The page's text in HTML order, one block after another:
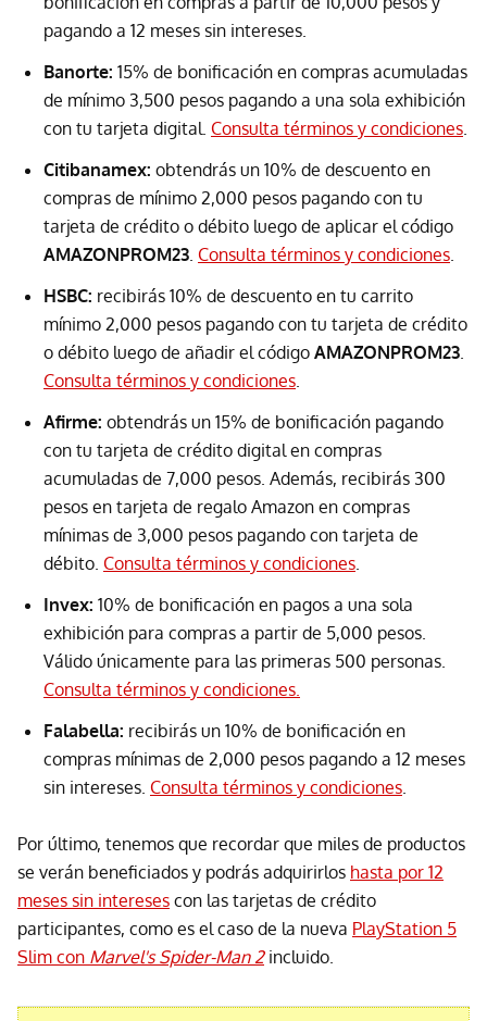
pagando a 12 meses sin intereses.
Banorte: 15% de bonificación en compras acumuladas
de mínimo 3,500 pesos pagando a una sola exhibición
con tu tarjeta digital. Consulta términos y condiciones.
Citibanamex: obtendrás un 10% de descuento en
compras de mínimo 2,000 pesos pagando con tu
tarjeta de crédito o débito luego de aplicar el código
AMAZONPROM23. Consulta términos y condiciones.
HSBC: recibirás 10% de descuento en tu carrito
mínimo 2,000 pesos pagando con tu tarjeta de crédito
o débito luego de añadir el código AMAZONPROM23.
Consulta términos y condiciones.
Afirme: obtendrás un 15% de bonificación pagando
con tu tarjeta de crédito digital en compras
acumuladas de 7,000 pesos. Además, recibirás 300
pesos en tarjeta de regalo Amazon en compras
mínimas de 3,000 pesos pagando con tarjeta de
débito. Consulta términos y condiciones.
Invex: 10% de bonificación en pagos a una sola
exhibición para compras a partir de 5,000 pesos.
Válido únicamente para las primeras 500 personas.
Consulta términos y condiciones.
Falabella: recibirás un 10% de bonificación en
compras mínimas de 2,000 pesos pagando a 12 meses
sin intereses. Consulta términos y condiciones.
Por último, tenemos que recordar que miles de productos
se verán beneficiados y podrás adquirirlos hasta por 12
meses sin intereses con las tarjetas de crédito
participantes, como es el caso de la nueva PlayStation 5
Slim con Marvel's Spider-Man 2incluido.